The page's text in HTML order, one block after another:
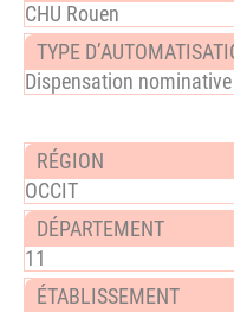
CHU Rouen
Dispensation
OCCIT
11